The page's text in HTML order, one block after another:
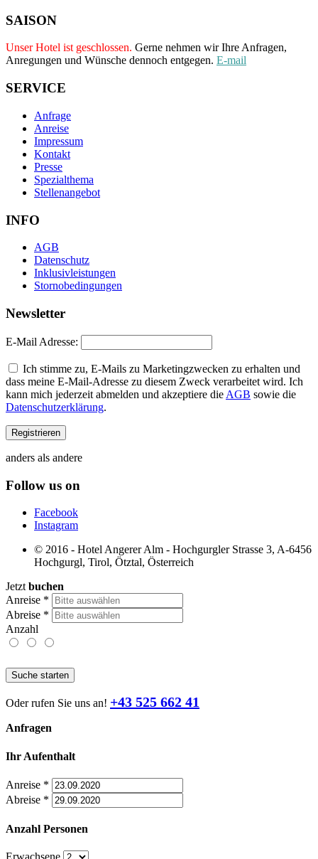
SAISON
Unser Hotel ist geschlossen. Gerne nehmen wir Ihre Anfragen,
Anregungen und Wünsche dennoch entgegen. E-mail
SERVICE
Anfrage
Anreise
Impressum
Kontakt
Presse
Spezialthema
Stellenangebot
INFO
AGB
Datenschutz
Inklusivleistungen
Stornobedingungen
Newsletter
E-Mail Adresse:
Ich stimme zu, E-Mails zu Marketingzwecken zu erhalten und
dass meine E-Mail-Adresse zu diesem Zweck verarbeitet wird. Ich
kann mich jederzeit abmelden und akzeptiere die AGB sowie die
Datenschutzerklärung.
anders als andere
Follow us on
Facebook
Instagram
© 2016 - Hotel Angerer Alm - Hochgurgler Strasse 3, A-6456
Hochgurgl, Tirol, Ötztal, Österreich
Jetzt buchen
Anreise *
Abreise *
Anzahl
Suche starten
Oder rufen Sie uns an! +43 525 662 41
Anfragen
Ihr Aufenthalt
Anreise *
Abreise *
Anzahl Personen